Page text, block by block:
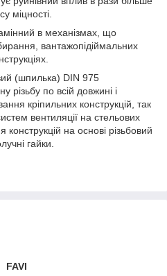
міцності.
в механізмах, що
вантажопідіймальних
(шпилька) DIN 975
різьбу по всій довжині і
кріпильних конструкцій, так
вентиляції на стельових
на основі різьбовий
гайки.
FAVI